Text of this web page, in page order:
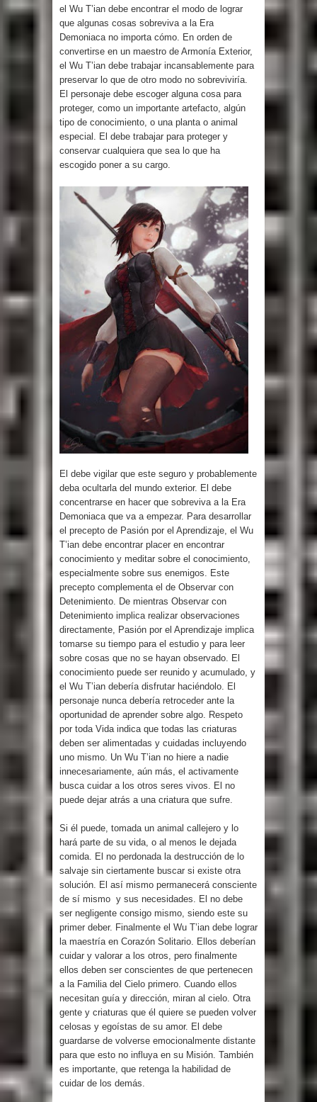
el Wu T’ian debe encontrar el modo de lograr
que algunas cosas sobreviva a la Era
Demoniaca no importa cómo. En orden de
convertirse en un maestro de Armonía Exterior,
el Wu T’ian debe trabajar incansablemente para
preservar lo que de otro modo no sobreviviría.
El personaje debe escoger alguna cosa para
proteger, como un importante artefacto, algún
tipo de conocimiento, o una planta o animal
especial. El debe trabajar para proteger y
conservar cualquiera que sea lo que ha
escogido poner a su cargo.
El debe vigilar que este seguro y probablemente
deba ocultarla del mundo exterior. El debe
concentrarse en hacer que sobreviva a la Era
Demoniaca que va a empezar. Para desarrollar
el precepto de Pasión por el Aprendizaje, el Wu
T’ian debe encontrar placer en encontrar
conocimiento y meditar sobre el conocimiento,
especialmente sobre sus enemigos. Este
precepto complementa el de Observar con
Detenimiento. De mientras Observar con
Detenimiento implica realizar observaciones
directamente, Pasión por el Aprendizaje implica
tomarse su tiempo para el estudio y para leer
sobre cosas que no se hayan observado. El
conocimiento puede ser reunido y acumulado, y
el Wu T’ian debería disfrutar haciéndolo. El
personaje nunca debería retroceder ante la
oportunidad de aprender sobre algo. Respeto
por toda Vida indica que todas las criaturas
deben ser alimentadas y cuidadas incluyendo
uno mismo. Un Wu T’ian no hiere a nadie
innecesariamente, aún más, el activamente
busca cuidar a los otros seres vivos. El no
puede dejar atrás a una criatura que sufre.
Si él puede, tomada un animal callejero y lo
hará parte de su vida, o al menos le dejada
comida. El no perdonada la destrucción de lo
salvaje sin ciertamente buscar si existe otra
solución. El así mismo permanecerá consciente
de sí mismo y sus necesidades. El no debe
ser negligente consigo mismo, siendo este su
primer deber. Finalmente el Wu T’ian debe lograr
la maestría en Corazón Solitario. Ellos deberían
cuidar y valorar a los otros, pero finalmente
ellos deben ser conscientes de que pertenecen
a la Familia del Cielo primero. Cuando ellos
necesitan guía y dirección, miran al cielo. Otra
gente y criaturas que él quiere se pueden volver
celosas y egoístas de su amor. El debe
guardarse de volverse emocionalmente distante
para que esto no influya en su Misión. También
es importante, que retenga la habilidad de
cuidar de los demás.